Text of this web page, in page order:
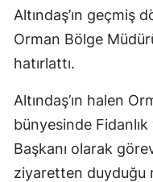
Altındaş’ın geçmiş
Orman Bölge
hatırlattı.
Altındaş’ın halen
bünyesinde
Başkanı olarak
ziyaretten duyduğu